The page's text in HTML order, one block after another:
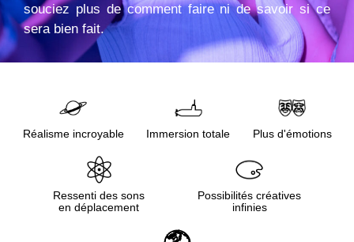
souciez plus de comment faire ni de savoir si ce
sera bien fait.
Réalisme incroyable Immersion totale Plus d'émotions
Ressenti des sons
en déplacement
Possibilités créatives
infinies